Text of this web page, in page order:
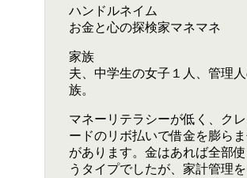
ハンドルネイム
お金と心の探検家マネマネ
家族
夫、中学生の女子１人、管理
族。
マネーリテラシーが低く、ク
ードのリボ払いで借金を膨ら
があります。金はあれば全部
うタイプでしたが、家計管理